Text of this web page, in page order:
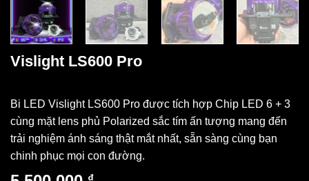
Vislight LS600 Pro
Bi LED Vislight LS600 Pro được tích hợp Chip LED 6 + 3
cùng mặt lens phủ Polarized sắc tím ấn tượng mang đến
trải nghiệm ánh sáng thật mắt nhất, sẵn sàng cùng bạn
chinh phục mọi con đường.